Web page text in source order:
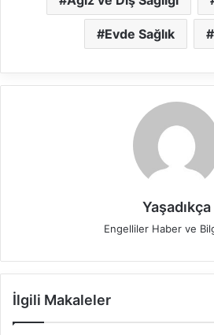
Evde Sağlık
Yaşadıkça
Engelliler Haber ve
İlgili Makaleler